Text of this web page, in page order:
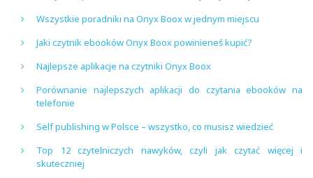
Wszystkie poradniki na Onyx Boox w jednym miejscu
Jaki czytnik ebooków Onyx Boox powinieneś kupić?
Najlepsze aplikacje na czytniki Onyx Boox
Porównanie najlepszych aplikacji do czytania ebooków na
telefonie
Self publishing w Polsce – wszystko, co musisz wiedzieć
Top 12 czytelniczych nawyków, czyli jak czytać więcej i
skuteczniej